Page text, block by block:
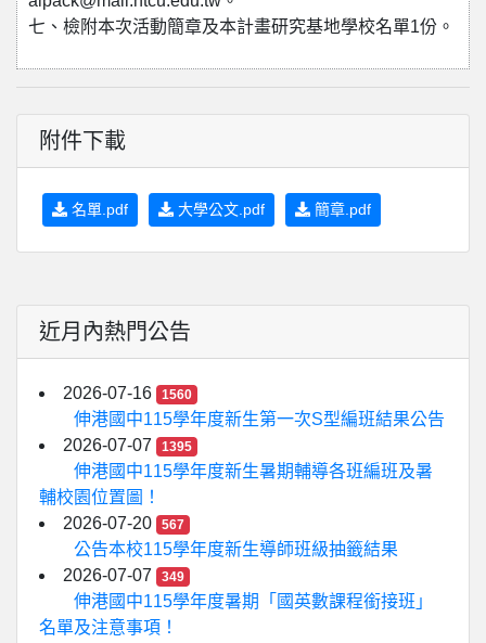
七、檢附本次活動簡章及本計畫研究基地學校名單1份。
附件下載
名單.pdf 大學公文.pdf 簡章.pdf
近月內熱門公告
2026-07-16 1560
伸港國中115學年度新生第一次S型編班結果公告
2026-07-07
1395
伸港國中115學年度新生暑期輔導各班編班及暑
輔校園位置圖！
2026-07-20
567
公告本校115學年度新生導師班級抽籤結果
2026-07-07
349
伸港國中115學年度暑期「國英數課程銜接班」
名單及注意事項！